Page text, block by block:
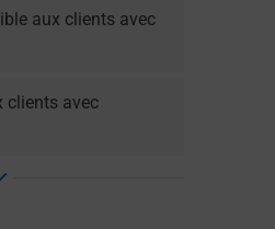
aux clients avec
clients avec